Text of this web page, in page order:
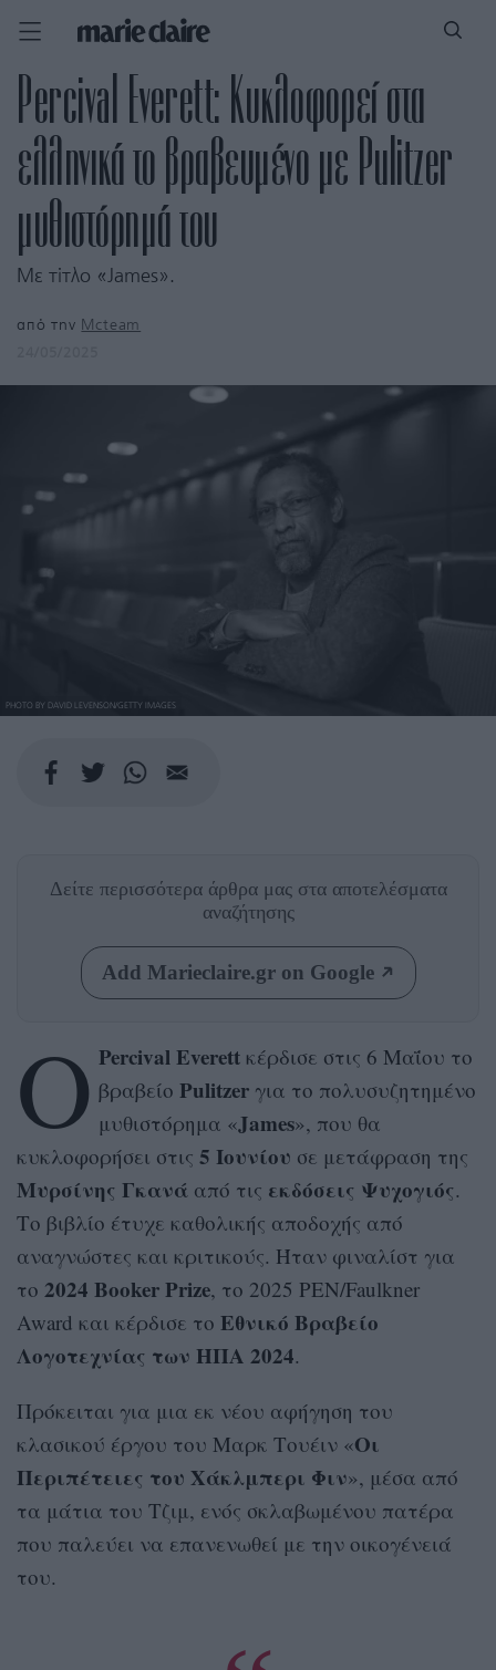
Percival Everett: Κυκλοφορεί στα
ελληνικά το βραβευμένο με Pulitzer
μυθιστόρημά του
Με τίτλο «James».
από την Mcteam
PHOTO BY DAVID LEVENSON/GETTY IMAGES
Δείτε περισσότερα άρθρα μας στα αποτελέσματα
αναζήτησης
Add Marieclaire.gr on Google
Ο Percival Everettκέρδισε στις 6 Μαΐου το
βραβείο Pulitzerγια το πολυσυζητημένο
μυθιστόρημα «James», που θα
κυκλοφορήσει στις 5 Ιουνίου σε μετάφραση της
Μυρσίνης Γκανά από τις εκδόσεις Ψυχογιός.
Το βιβλίο έτυχε καθολικής αποδοχής από
αναγνώστες και κριτικούς. Ήταν φιναλίστ για
το 2024 Booker Prize, το 2025 PEN/Faulkner
Award και κέρδισε το Εθνικό Βραβείο
Λογοτεχνίας των ΗΠΑ 2024.
Πρόκειται για μια εκ νέου αφήγηση του
κλασικού έργου του Μαρκ Τουέιν «Οι
Περιπέτειες του Χάκλμπερι Φιν», μέσα από
τα μάτια του Τζιμ, ενός σκλαβωμένου πατέρα
που παλεύει να επανενωθεί με την οικογένειά
του.